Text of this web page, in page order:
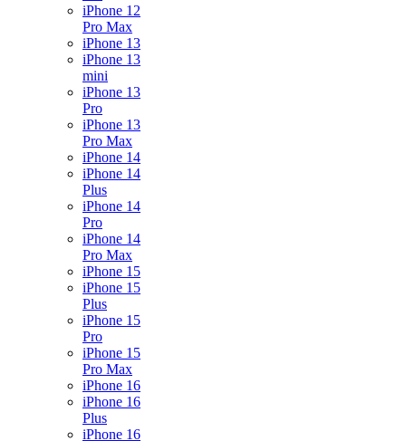
iPhone 12
Pro Max
iPhone 13
iPhone 13
mini
iPhone 13
Pro
iPhone 13
Pro Max
iPhone 14
iPhone 14
Plus
iPhone 14
Pro
iPhone 14
Pro Max
iPhone 15
iPhone 15
Plus
iPhone 15
Pro
iPhone 15
Pro Max
iPhone 16
iPhone 16
Plus
iPhone 16